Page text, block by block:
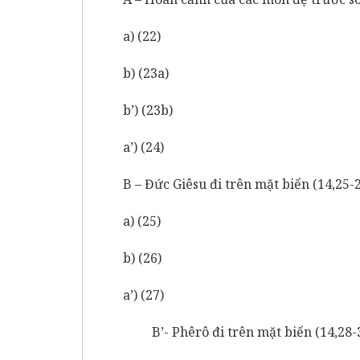
a) (22)
b) (23a)
b’) (23b)
a’) (24)
B – Đức Giêsu đi trên mặt biển (14,25-
a) (25)
b) (26)
a’) (27)
B’- Phêrô đi trên mặt biển (14,28-